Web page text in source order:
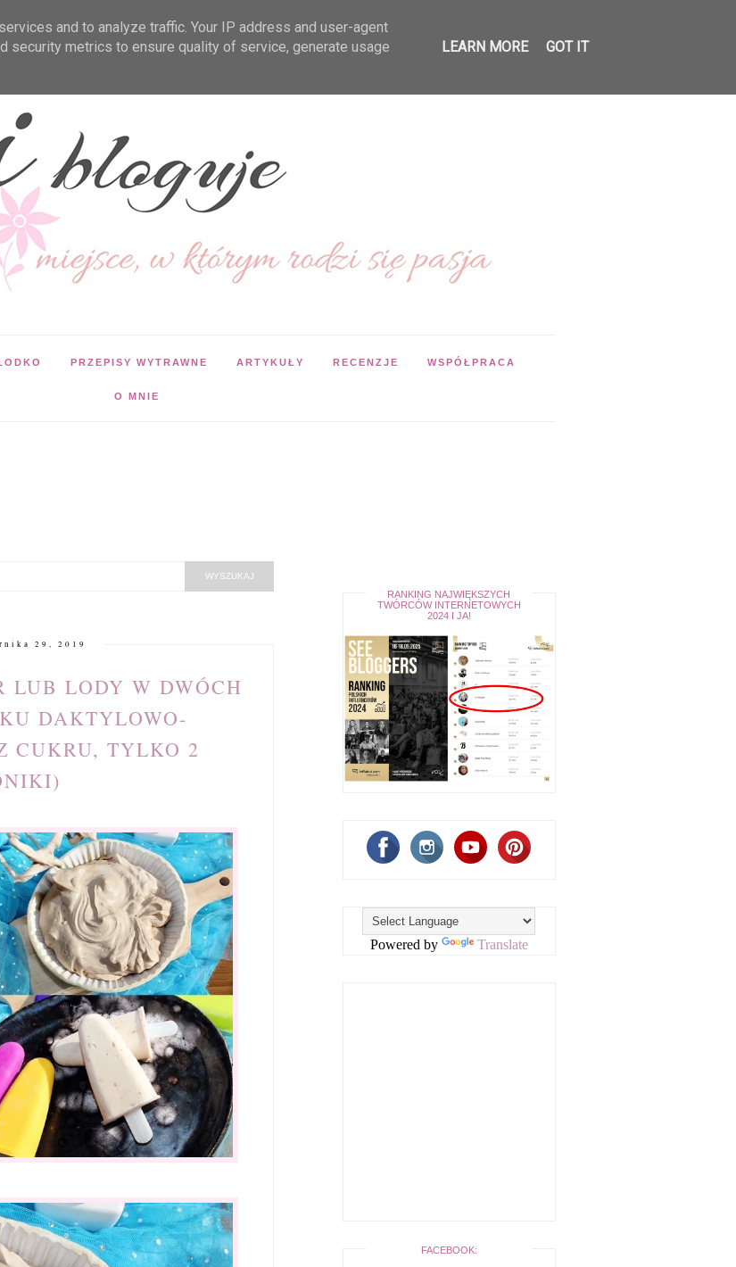
PRZEPISY WYTRAWNE ARTYKUŁY RECENZJE WSPÓŁPRACA
O MNIE
29, 2019
LUB LODY W DWÓCH
DAKTYLOWO-
CUKRU, TYLKO 2
RANKING NAJWIĘKSZYCH
TWÓRCÓW INTERNETOWYCH
2024 I JA!
Powered by Translate
FACEBOOK:
and to analyze traffic. Your IP address and user-agent
security metrics to ensure quality of service, generate usage
LEARN MORE GOT IT